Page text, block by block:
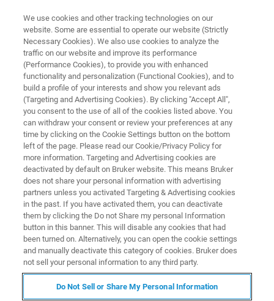
企业社会责任 - 产品
利用核磁共振技术打击葡萄酒造
假并维护行业声誉
企业社会责任 - 产品
利用核磁共振技术打击葡萄酒造
假并维护行业声誉
We use cookies and other tracking technologies on our
website. Some are essential to operate our website (Strictly
Necessary Cookies). We also use cookies to analyze the
traffic on our website and improve its performance
(Performance Cookies), to provide you with enhanced
functionality and personalization (Functional Cookies), and to
build a profile of your interests and show you relevant ads
(Targeting and Advertising Cookies). By clicking "Accept All",
you consent to the use of all of the cookies listed above. You
can withdraw your consent or review your preferences at any
time by clicking on the Cookie Settings button on the bottom
left of the page. Please read our Cookie/Privacy Policy for
more information. Targeting and Advertising cookies are
deactivated by default on Bruker website. This means Bruker
does not share your personal information with advertising
partners unless you activated Targeting & Advertising cookies
in the past. If you have activated them, you can deactivate
them by clicking the Do not Share my personal Information
button in this banner. This will disable any cookies that had
been turned on. Alternatively, you can open the cookie settings
and manually deactivate this category of cookies. Bruker does
not sell your personal information to any third party.
Do Not Sell or Share My Personal Information